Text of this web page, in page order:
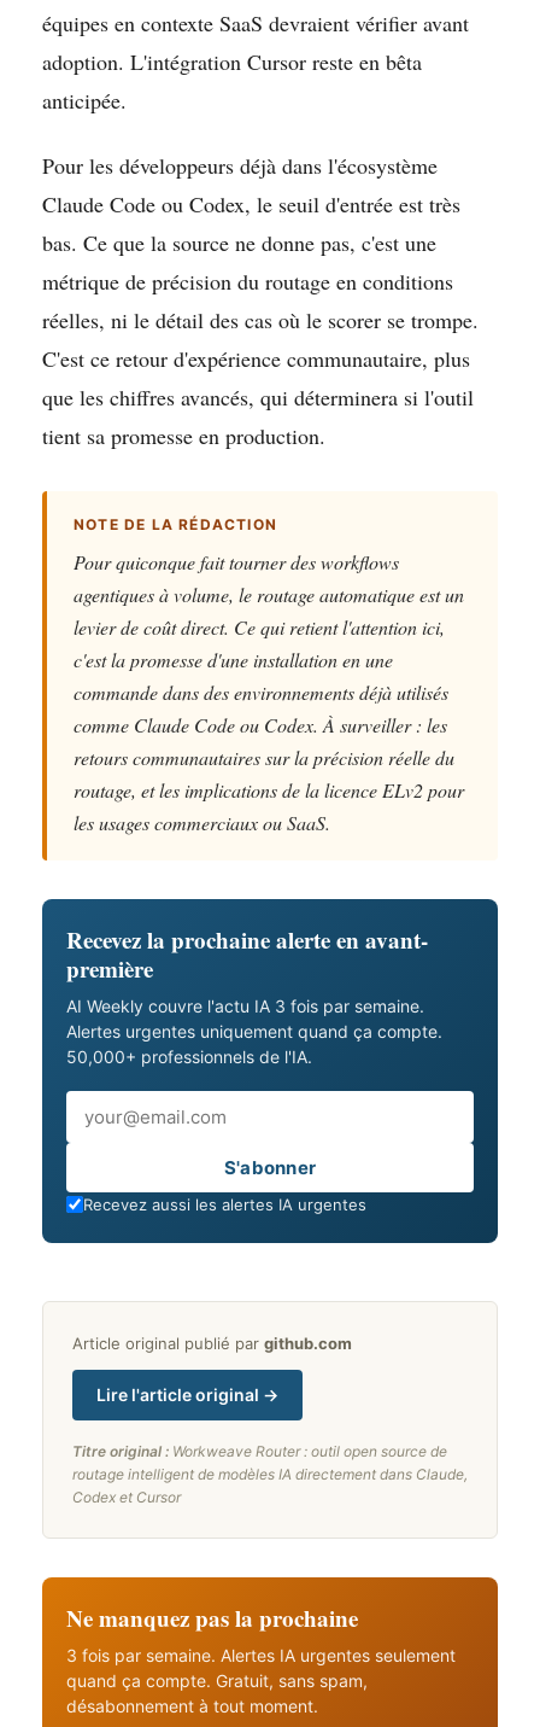
équipes en contexte SaaS devraient vérifier avant
adoption. L'intégration Cursor reste en bêta
anticipée.
Pour les développeurs déjà dans l'écosystème
Claude Code ou Codex, le seuil d'entrée est très
bas. Ce que la source ne donne pas, c'est une
métrique de précision du routage en conditions
réelles, ni le détail des cas où le scorer se trompe.
C'est ce retour d'expérience communautaire, plus
que les chiffres avancés, qui déterminera si l'outil
tient sa promesse en production.
NOTE DE LA RÉDACTION
Pour quiconque fait tourner des workflows
agentiques à volume, le routage automatique est un
levier de coût direct. Ce qui retient l'attention ici,
c'est la promesse d'une installation en une
commande dans des environnements déjà utilisés
comme Claude Code ou Codex. À surveiller : les
retours communautaires sur la précision réelle du
routage, et les implications de la licence ELv2 pour
les usages commerciaux ou SaaS.
Recevez la prochaine alerte en avant-
première
AI Weekly couvre l'actu IA 3 fois par semaine.
Alertes urgentes uniquement quand ça compte.
50,000+ professionnels de l'IA.
S'abonner
Recevez aussi les alertes IA urgentes
Article original publié par github.com
Lire l'article original →
Titre original : Workweave Router : outil open source de
routage intelligent de modèles IA directement dans Claude,
Codex et Cursor
Ne manquez pas la prochaine
3 fois par semaine. Alertes IA urgentes seulement
quand ça compte. Gratuit, sans spam,
désabonnement à tout moment.